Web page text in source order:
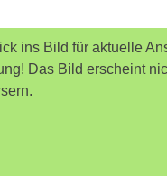
ins Bild für aktuelle
Das Bild erscheint